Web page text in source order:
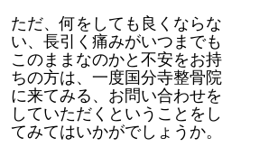
ただ、何をしても良くならな
い、長引く痛みがいつまでも
このままなのかと不安をお持
ちの方は、一度国分寺整骨院
に来てみる、お問い合わせを
していただくということをし
てみてはいかがでしょうか。